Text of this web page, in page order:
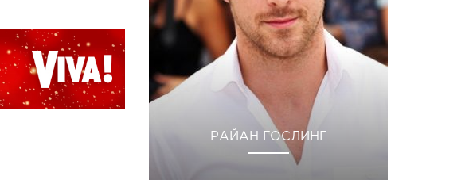
РАЙАН ГОСЛИНГ